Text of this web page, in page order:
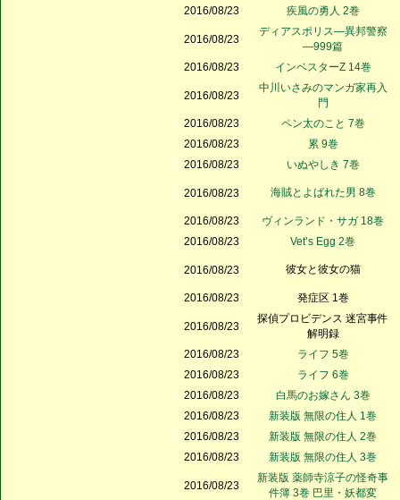
2016/08/23
疾風の勇人 2巻
2016/08/23
ディアスポリス―異邦警察
―999篇
2016/08/23
インベスターZ 14巻
2016/08/23
中川いさみのマンガ家再入
門
2016/08/23
ペン太のこと 7巻
2016/08/23
累 9巻
2016/08/23
いぬやしき 7巻
2016/08/23 海賊とよばれた男 8巻
2016/08/23
ヴィンランド・サガ 18巻
2016/08/23
Vet’s Egg 2巻
2016/08/23 彼女と彼女の猫
2016/08/23 発症区 1巻
2016/08/23
探偵プロビデンス 迷宮事件
解明録
2016/08/23
ライフ 5巻
2016/08/23
ライフ 6巻
2016/08/23
白馬のお嫁さん 3巻
2016/08/23
新装版 無限の住人 1巻
2016/08/23
新装版 無限の住人 2巻
2016/08/23
新装版 無限の住人 3巻
2016/08/23
新装版 薬師寺涼子の怪奇事
件簿 3巻 巴里・妖都変